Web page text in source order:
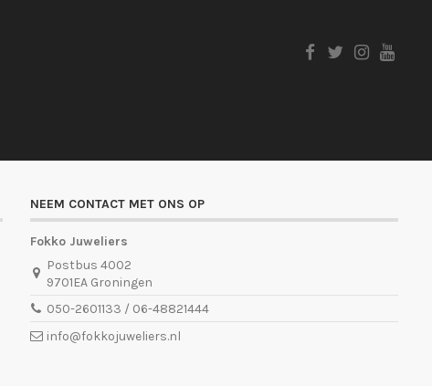
NEEM CONTACT MET ONS OP
Fokko Juweliers
Postbus 4002
9701EA Groningen
050-2601133 / 06-48821444
info@fokkojuweliers.nl